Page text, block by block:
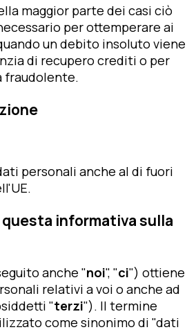
maggior parte dei casi ciò
per ottemperare ai
un debito insoluto viene
di recupero crediti o per
fraudolente.
personali anche al di fuori
questa informativa sulla
anche "noi", "ci") ottiene
relativi a voi o anche ad
"terzi"). Il termine
come sinonimo di "dati